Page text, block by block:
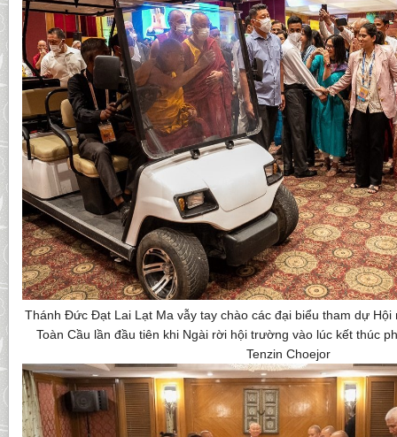
Thánh Đức Đạt Lai Lạt Ma vẫy tay chào các đại biểu tham dự Hội
Toàn Cầu lần đầu tiên khi Ngài rời hội trường vào lúc kết thúc
Tenzin Choejor